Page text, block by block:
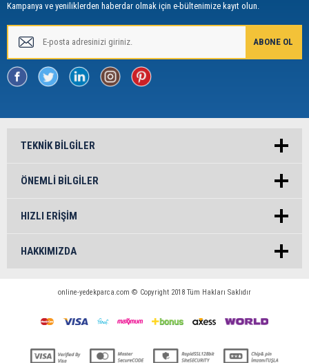
Kampanya ve yeniliklerden haberdar olmak için e-bültenimize kayıt olun.
TEKNIK BILGILER
ÖNEMLI BILGILER
HIZLI ERIŞIM
HAKKIMIZDA
online-yedekparca.com © Copyright 2018 Tüm Hakları Saklıdır